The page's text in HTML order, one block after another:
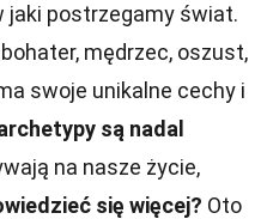
jaki postrzegamy świat.
mędrzec, oszust,
swoje unikalne cechy i
są nadal
na nasze życie,
się więcej? Oto